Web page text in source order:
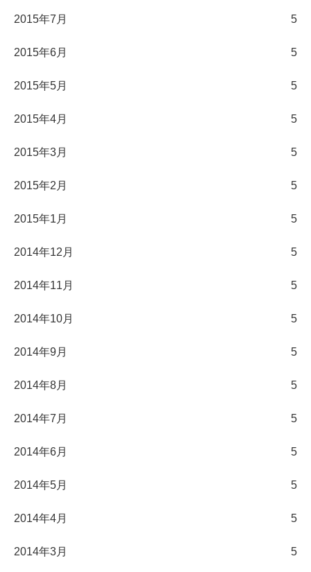
2015年7月 5
2015年6月 5
2015年5月 5
2015年4月 5
2015年3月 5
2015年2月 5
2015年1月 5
2014年12月 5
2014年11月 5
2014年10月 5
2014年9月 5
2014年8月 5
2014年7月 5
2014年6月 5
2014年5月 5
2014年4月 5
2014年3月 5